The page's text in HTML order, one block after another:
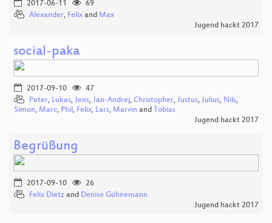
2017-06-11
69
Alexander, Felix and Max
Jugend hackt 2017
social-paka
2017-09-10
47
Peter, Lukas, Jens, Jan-Andrej, Christopher, Justus, Julius, Nils,
Simon, Marc, Phil , Felix, Lars, Marvin and Tobias
Jugend hackt 2017
Begrüßung
2017-09-10
26
Felix Dietz and Denise Gühnemann
Jugend hackt 2017